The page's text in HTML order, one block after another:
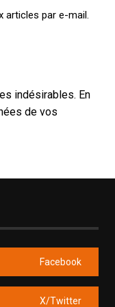
articles par e-mail.
indésirables. En
de vos
Facebook
X/Twitter